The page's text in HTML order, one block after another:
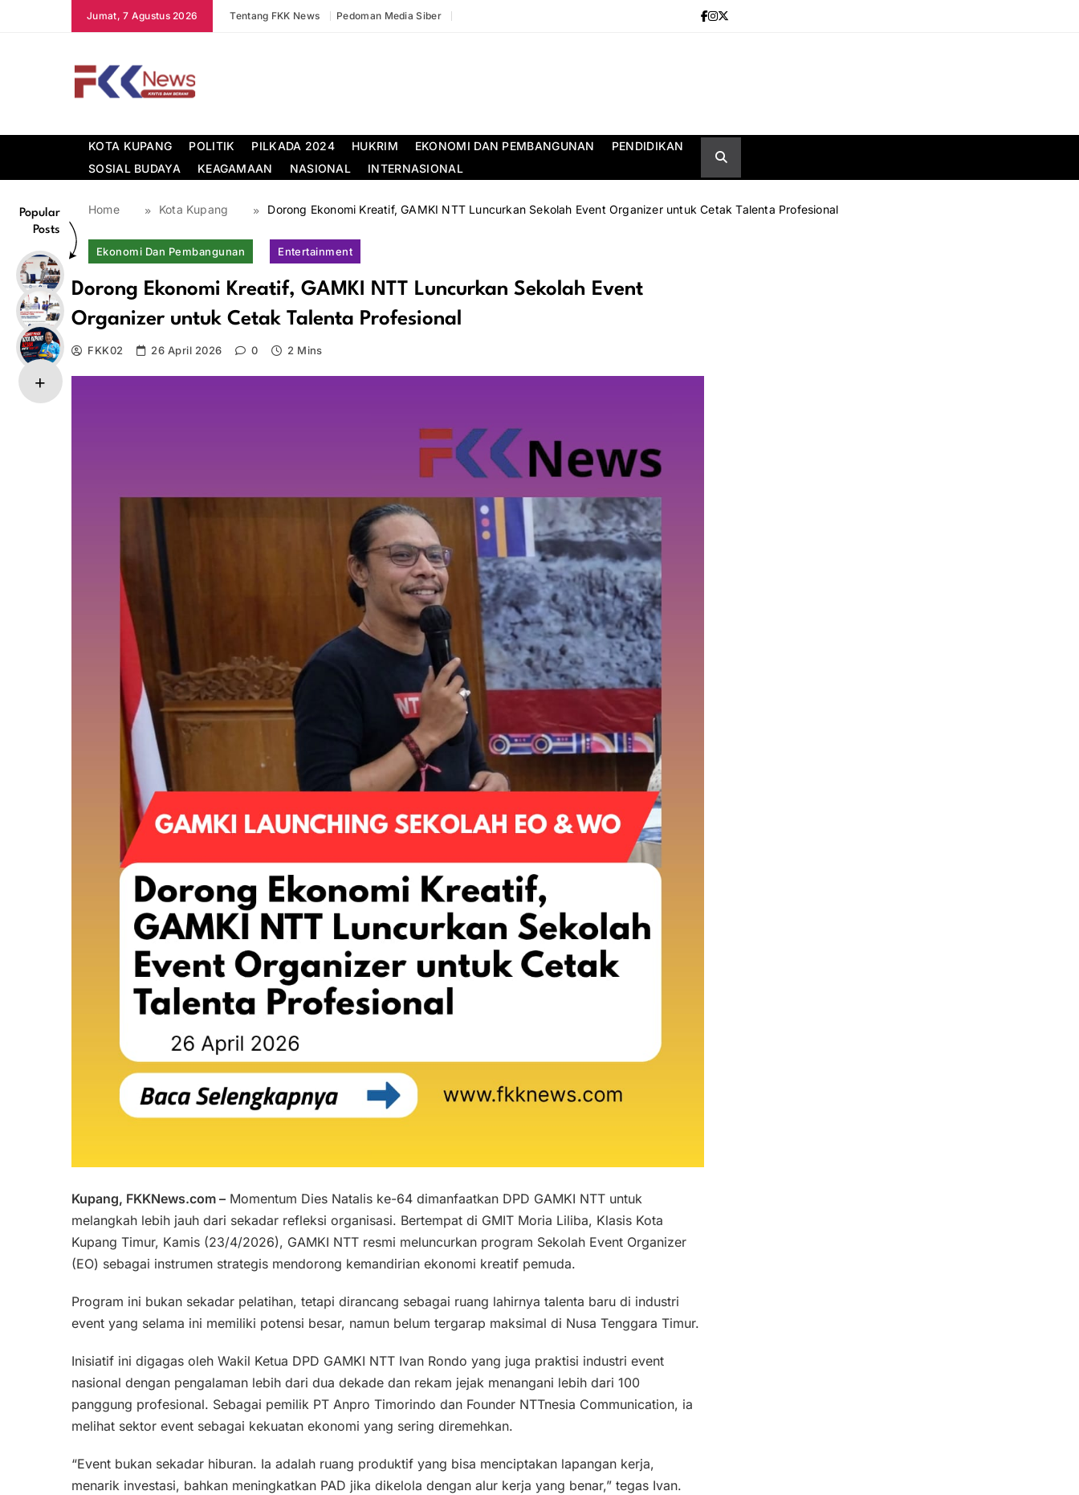
Jumat, 7 Agustus 2026 Tentang FKK News Pedoman Media Siber
KOTA KUPANG POLITIK PILKADA 2024 HUKRIM EKONOMI DAN PEMBANGUNAN
PENDIDIKAN
SOSIAL BUDAYA
KEAGAMAAN NASIONAL INTERNASIONAL
Home Kota Kupang Dorong Ekonomi Kreatif, GAMKI NTT Luncurkan Sekolah Event Organizer untuk Cetak Talenta Profesional
Popular
Posts
Ekonomi Dan Pembangunan Entertainment
Dorong Ekonomi Kreatif, GAMKI NTT Luncurkan Sekolah Event
Organizer untuk Cetak Talenta Profesional
FKK02 26 April 2026 0 2 Mins
Kupang, FKKNews.com – Momentum Dies Natalis ke-64 dimanfaatkan DPD GAMKI NTT untuk
melangkah lebih jauh dari sekadar refleksi organisasi. Bertempat di GMIT Moria Liliba, Klasis Kota
Kupang Timur, Kamis (23/4/2026), GAMKI NTT resmi meluncurkan program Sekolah Event Organizer
(EO) sebagai instrumen strategis mendorong kemandirian ekonomi kreatif pemuda.
Program ini bukan sekadar pelatihan, tetapi dirancang sebagai ruang lahirnya talenta baru di industri
event yang selama ini memiliki potensi besar, namun belum tergarap maksimal di Nusa Tenggara Timur.
Inisiatif ini digagas oleh Wakil Ketua DPD GAMKI NTT Ivan Rondo yang juga praktisi industri event
nasional dengan pengalaman lebih dari dua dekade dan rekam jejak menangani lebih dari 100
panggung profesional. Sebagai pemilik PT Anpro Timorindo dan Founder NTTnesia Communication, ia
melihat sektor event sebagai kekuatan ekonomi yang sering diremehkan.
“Event bukan sekadar hiburan. Ia adalah ruang produktif yang bisa menciptakan lapangan kerja,
menarik investasi, bahkan meningkatkan PAD jika dikelola dengan alur kerja yang benar,” tegas Ivan.